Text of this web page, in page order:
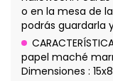
o en la mesa de
podrás guardarla
papel maché
Dimensiones :